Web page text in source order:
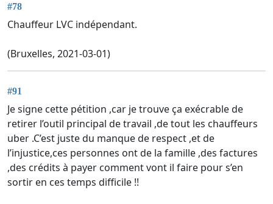
#78
Chauffeur LVC indépendant.
(Bruxelles, 2021-03-01)
#91
Je signe cette pétition ,car je trouve ça exécrable de
retirer l’outil principal de travail ,de tout les chauffeurs
uber .C’est juste du manque de respect ,et de
l’injustice,ces personnes ont de la famille ,des factures
,des crédits à payer comment vont il faire pour s’en
sortir en ces temps difficile !!